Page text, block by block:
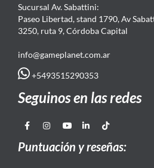
Sucursal Av. Sabattini:
Paseo Libertad, stand 1790, Av
3250, ruta 9, Córdoba Capital
info@gameplanet.com.ar
+5493515290353
Seguinos en las redes
Puntuación y reseñas: